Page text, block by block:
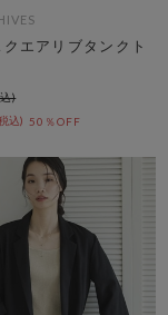
クエアリブタンクト
50％OFF